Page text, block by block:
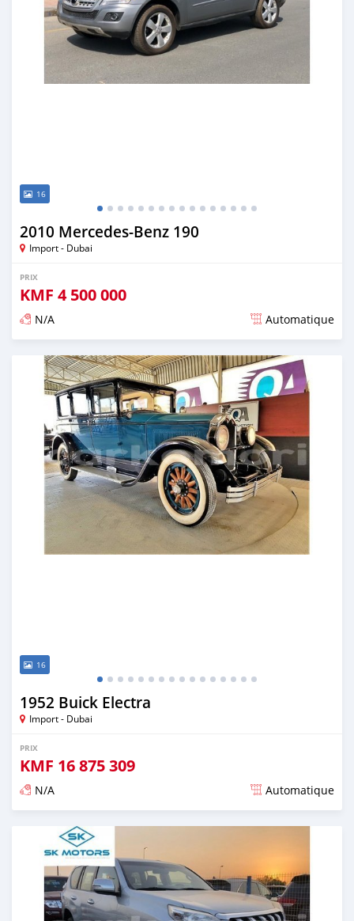
16
2010 Mercedes-Benz 190
Import - Dubai
PRIX
KMF 4 500 000
N/A Automatique
Publié il y a presque 6 ans
16
1952 Buick Electra
Import - Dubai
PRIX
KMF 16 875 309
N/A Automatique
Publié il y a presque 6 ans